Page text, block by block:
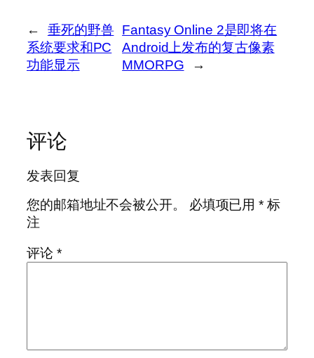
←
垂死的野兽
系统要求和PC
功能显示
Fantasy Online 2是即将在
Android上发布的复古像素
MMORPG
→
评论
发表回复
您的邮箱地址不会被公开。
必填项已用* 标
注
评论 *